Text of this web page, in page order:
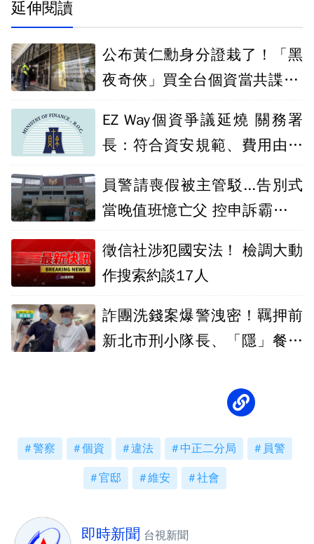
延伸閱讀
公布黃仁勳身分證栽了！「黑
夜奇俠」買全台個資當共諜 北
EZ Way個資爭議延燒 關務署
長：符合資安規範、費用由報
員警請喪假被主管駁...告別式
當晚值班憶亡父 控申訴霸凌卻
徵信社涉犯國安法！ 檢調大動
作搜索約談17人
詐團洗錢案爆警洩密！羈押前
新北市刑小隊長、「隱」餐飲
警察 個資 違法 中正二分局 員警
官邸 維安 社會
即時新聞 台視新聞